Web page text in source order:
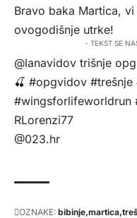
Bravo baka Martica,
ovogodišnje utrke!
- TEKST SE
@lanavidov trišnje
🍒 #opgvidov #trešnje
#wingsforlifeworldrun
RLorenzi77
@023.hr
OZNAKE: bibinje martica